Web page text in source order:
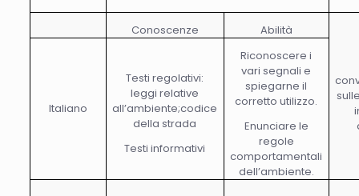
Conoscenze Abilità
Italiano
Testi regolativi:
leggi relative
all’ambiente;codice
della strada
Testi informativi
Riconoscere i
vari segnali e
spiegarne il
corretto utilizzo.
Enunciare le
regole
comportamentali
dell’ambiente.